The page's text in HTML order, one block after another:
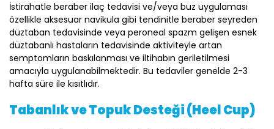
İstirahatle beraber ilaç tedavisi ve/veya buz uygulaması
özellikle aksesuar navikula gibi tendinitle beraber seyreden
düztaban tedavisinde veya peroneal spazm gelişen esnek
düztabanlı hastaların tedavisinde aktiviteyle artan
semptomların baskılanması ve iltihabın geriletilmesi
amacıyla uygulanabilmektedir. Bu tedaviler genelde 2-3
hafta süre ile kısıtlıdır.
Tabanlık ve Topuk Desteği (Heel Cup)